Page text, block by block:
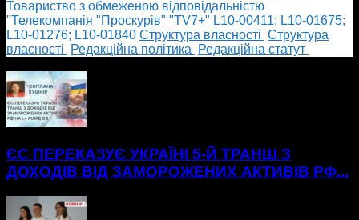
Товариство з обмеженою відповідальністю
"Телекомпанія "Проскурів" "TV7+" L10-00411; L10-01675;
L10-01276; L10-01840 Cтруктура власності Cтруктура
власності
Редакційна політика
Редакційна статут
ЄС ПЕРЕКАЗУЄ УКРАЇНІ 5-Й ТРАНШ З
ДОХОДІВ ВІД ЗАМОРОЖЕНИХ АКТИВІВ РФ...